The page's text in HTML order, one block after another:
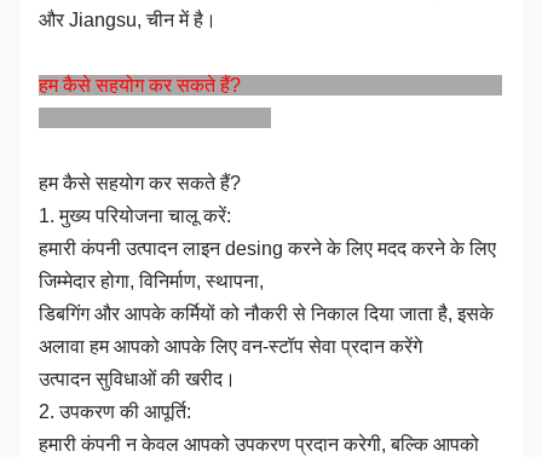
और Jiangsu, चीन में है।
हम कैसे सहयोग कर सकते हैं?
हम कैसे सहयोग कर सकते हैं?
1. मुख्य परियोजना चालू करें:
हमारी कंपनी उत्पादन लाइन desing करने के लिए मदद करने के लिए
जिम्मेदार होगा, विनिर्माण, स्थापना,
डिबगिंग और आपके कर्मियों को नौकरी से निकाल दिया जाता है, इसके
अलावा हम आपको आपके लिए वन-स्टॉप सेवा प्रदान करेंगे
उत्पादन सुविधाओं की खरीद।
2. उपकरण की आपूर्ति:
हमारी कंपनी न केवल आपको उपकरण प्रदान करेगी, बल्कि आपको